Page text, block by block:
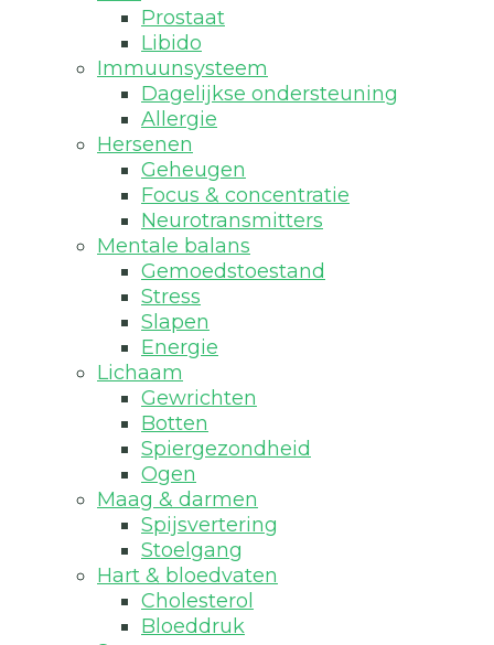
Prostaat
Libido
Immuunsysteem
Dagelijkse ondersteuning
Allergie
Hersenen
Geheugen
Focus & concentratie
Neurotransmitters
Mentale balans
Gemoedstoestand
Stress
Slapen
Energie
Lichaam
Gewrichten
Botten
Spiergezondheid
Ogen
Maag & darmen
Spijsvertering
Stoelgang
Hart & bloedvaten
Cholesterol
Bloeddruk